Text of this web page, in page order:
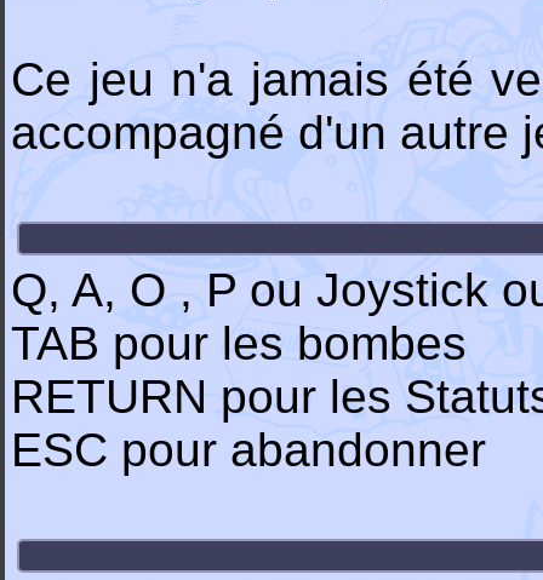
Ce jeu n'a jamais été
accompagné d'un autre
Q, A, O , P ou Joystick
TAB pour les bombes
RETURN pour les
ESC pour abandonner